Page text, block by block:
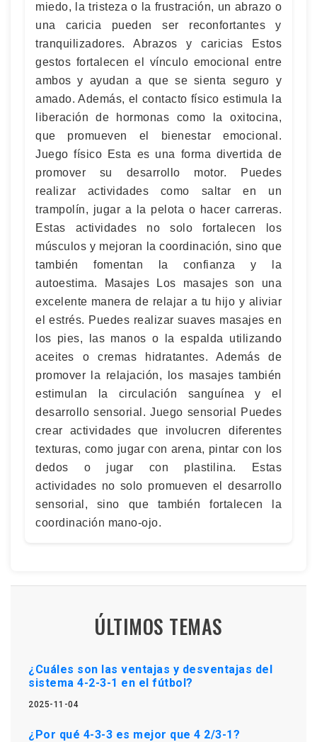
miedo, la tristeza o la frustración, un abrazo o
una caricia pueden ser reconfortantes y
tranquilizadores. Abrazos y caricias Estos
gestos fortalecen el vínculo emocional entre
ambos y ayudan a que se sienta seguro y
amado. Además, el contacto físico estimula la
liberación de hormonas como la oxitocina,
que promueven el bienestar emocional.
Juego físico Esta es una forma divertida de
promover su desarrollo motor. Puedes
realizar actividades como saltar en un
trampolín, jugar a la pelota o hacer carreras.
Estas actividades no solo fortalecen los
músculos y mejoran la coordinación, sino que
también fomentan la confianza y la
autoestima. Masajes Los masajes son una
excelente manera de relajar a tu hijo y aliviar
el estrés. Puedes realizar suaves masajes en
los pies, las manos o la espalda utilizando
aceites o cremas hidratantes. Además de
promover la relajación, los masajes también
estimulan la circulación sanguínea y el
desarrollo sensorial. Juego sensorial Puedes
crear actividades que involucren diferentes
texturas, como jugar con arena, pintar con los
dedos o jugar con plastilina. Estas
actividades no solo promueven el desarrollo
sensorial, sino que también fortalecen la
coordinación mano-ojo.
ÚLTIMOS TEMAS
¿Cuáles son las ventajas y desventajas del
sistema 4-2-3-1 en el fútbol?
2025-11-04
¿Por qué 4-3-3 es mejor que 4 2/3-1?